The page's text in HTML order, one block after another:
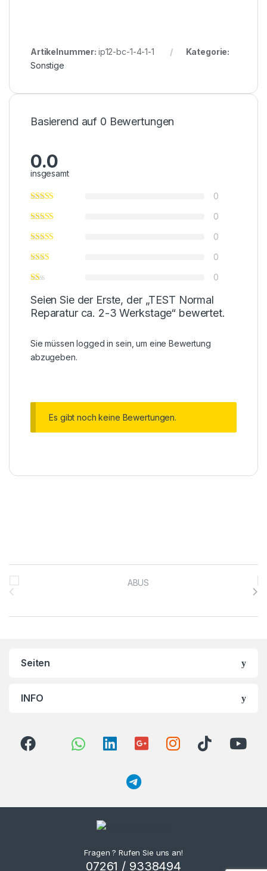
Artikelnummer: ip12-bc-1-4-1-1
Kategorie:
Sonstige
Basierend auf 0 Bewertungen
0.0
insgesamt
0
0
0
0
0
Seien Sie der Erste, der „TEST Normal
Reparatur ca. 2-3 Werkstage“ bewertet.
Sie müssenlogged in sein, um eine Bewertung
abzugeben.
Es gibt noch keine Bewertungen.
Brands Carousel
Seiten
INFO
Fragen ? Rufen Sie uns an!
07261 / 9338494